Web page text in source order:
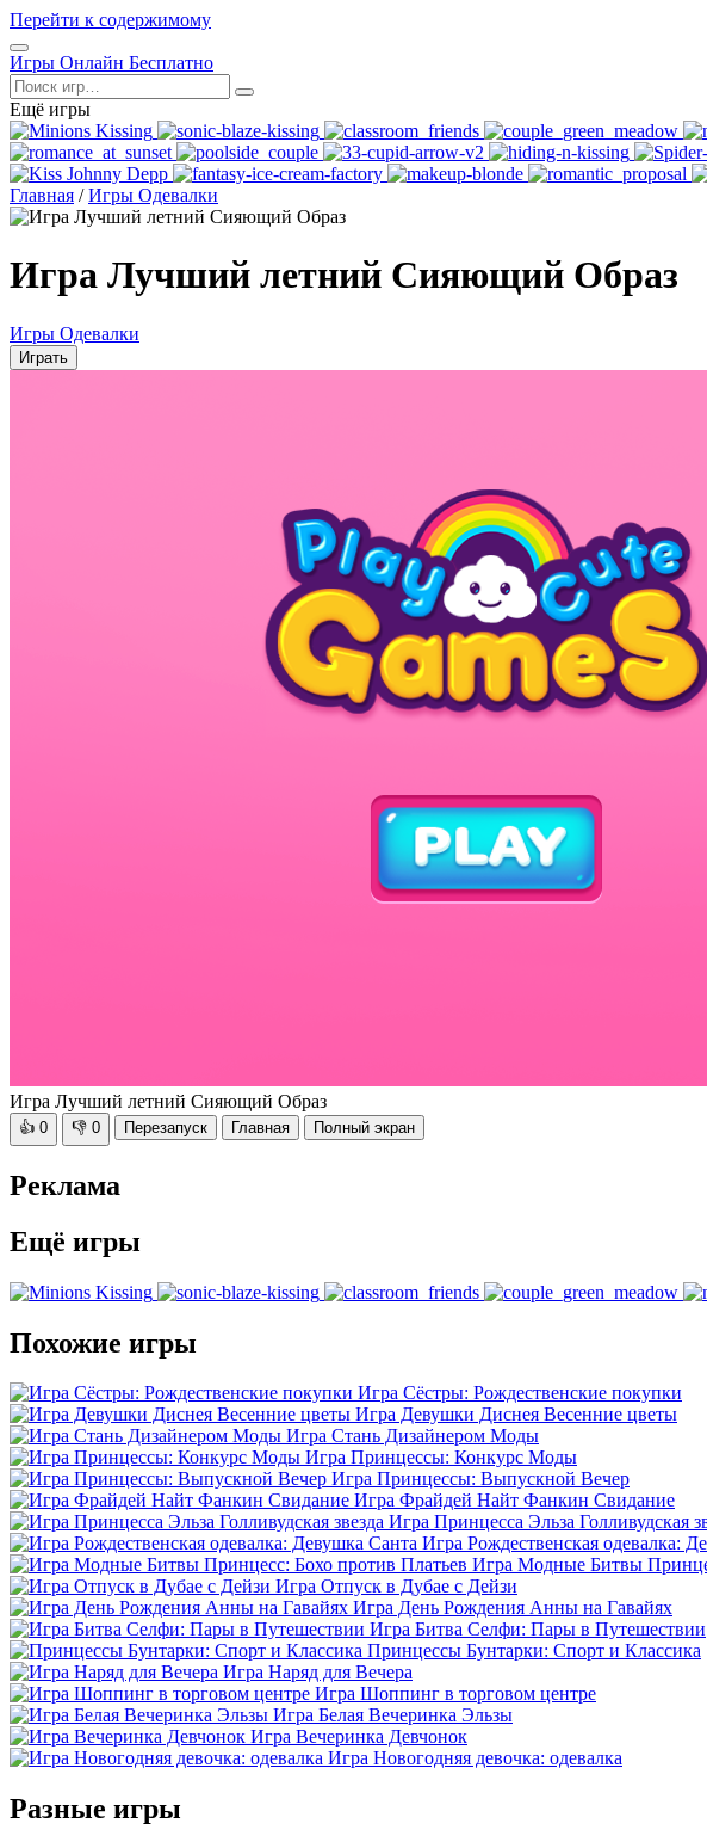
Перейти к содержимому
Открыть
меню
Игры Онлайн Бесплатно
Поиск
Ещё игры
Главная / Игры Одевалки
Игра Лучший летний Сияющий Образ
Игры Одевалки
Играть
Игра Лучший летний Сияющий Образ
👍 0 👎 0 Перезапуск Главная Полный экран
Реклама
Ещё игры
Похожие игры
Игра Сёстры: Рождественские покупки
Игра Девушки Диснея Весенние цветы
Игра Стань Дизайнером Моды
Игра Принцессы: Конкурс Моды
Игра Принцессы: Выпускной Вечер
Игра Фрайдей Найт Фанкин Свидание
Игра Принцесса Эльза Голливудская
Игра Рождественская одевалка:
Игра Модные Битвы
Игра Отпуск в Дубае с Дейзи
Игра День Рождения Анны на Гавайях
Игра Битва Селфи: Пары в Путешествии
Принцессы Бунтарки: Спорт и Классика
Игра Наряд для Вечера
Игра Шоппинг в торговом центре
Игра Белая Вечеринка Эльзы
Игра Вечеринка Девчонок
Игра Новогодняя девочка: одевалка
Разные игры